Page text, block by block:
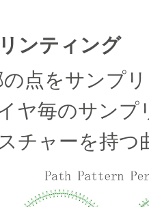
ンティング
点をサンプ
ヤ毎のサン
チャーを持